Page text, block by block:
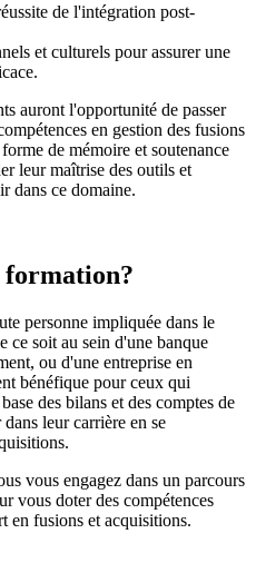
de l'intégration post-
et culturels pour assurer une
auront l'opportunité de passer
en gestion des fusions
de mémoire et soutenance
leur maîtrise des outils et
dans ce domaine.
formation?
personne impliquée dans le
ce soit au sein d'une banque
ou d'une entreprise en
bénéfique pour ceux qui
des bilans et des comptes de
leur carrière en se
vous engagez dans un parcours
vous doter des compétences
en fusions et acquisitions.